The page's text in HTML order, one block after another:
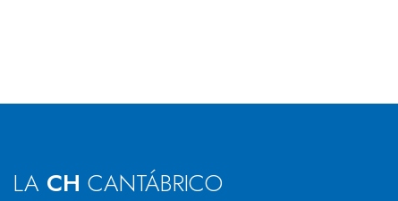
LA CH CANTÁBRICO